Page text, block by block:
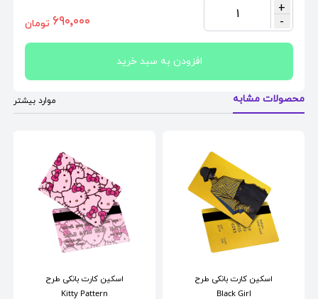
+
-
1 ٦٩٠٬٠٠٠ تومان
افزودن به سبد خرید
محصولات مشابه موارد بیشتر
اسکین کارت بانکیطرح
Black Girl
اسکین کارت بانکی طرح
Kitty Pattern